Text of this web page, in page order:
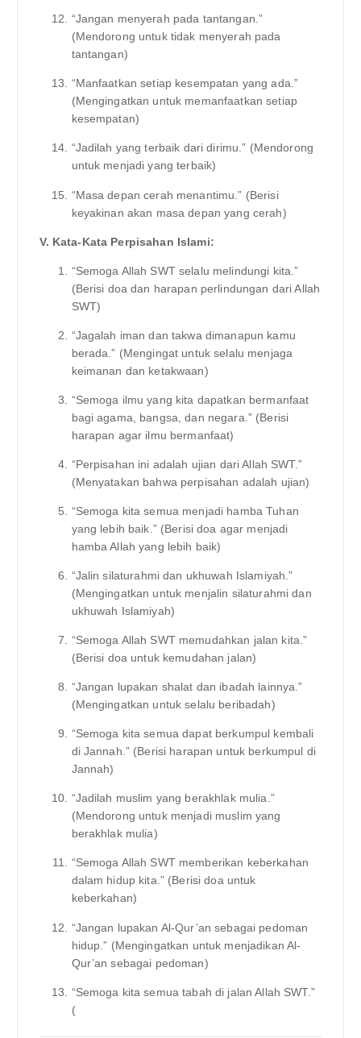
“Jangan menyerah pada tantangan.”
(Mendorong untuk tidak menyerah pada
tantangan)
“Manfaatkan setiap kesempatan yang ada.”
(Mengingatkan untuk memanfaatkan setiap
kesempatan)
“Jadilah yang terbaik dari dirimu.” (Mendorong
untuk menjadi yang terbaik)
“Masa depan cerah menantimu.” (Berisi
keyakinan akan masa depan yang cerah)
V. Kata-Kata Perpisahan Islami:
“Semoga Allah SWT selalu melindungi kita.”
(Berisi doa dan harapan perlindungan dari Allah
SWT)
“Jagalah iman dan takwa dimanapun kamu
berada.” (Mengingat untuk selalu menjaga
keimanan dan ketakwaan)
“Semoga ilmu yang kita dapatkan bermanfaat
bagi agama, bangsa, dan negara.” (Berisi
harapan agar ilmu bermanfaat)
“Perpisahan ini adalah ujian dari Allah SWT.”
(Menyatakan bahwa perpisahan adalah ujian)
“Semoga kita semua menjadi hamba Tuhan
yang lebih baik.” (Berisi doa agar menjadi
hamba Allah yang lebih baik)
“Jalin silaturahmi dan ukhuwah Islamiyah.”
(Mengingatkan untuk menjalin silaturahmi dan
ukhuwah Islamiyah)
“Semoga Allah SWT memudahkan jalan kita.”
(Berisi doa untuk kemudahan jalan)
“Jangan lupakan shalat dan ibadah lainnya.”
(Mengingatkan untuk selalu beribadah)
“Semoga kita semua dapat berkumpul kembali
di Jannah.” (Berisi harapan untuk berkumpul di
Jannah)
“Jadilah muslim yang berakhlak mulia.”
(Mendorong untuk menjadi muslim yang
berakhlak mulia)
“Semoga Allah SWT memberikan keberkahan
dalam hidup kita.” (Berisi doa untuk
keberkahan)
“Jangan lupakan Al-Qur’an sebagai pedoman
hidup.” (Mengingatkan untuk menjadikan Al-
Qur’an sebagai pedoman)
“Semoga kita semua tabah di jalan Allah SWT.”
(